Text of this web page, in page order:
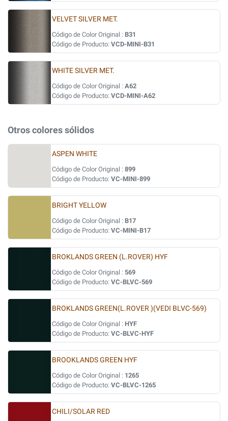
VELVET SILVER MET.
Código de Color Original : B31
Código de Producto: VCD-MINI-B31
WHITE SILVER MET.
Código de Color Original : A62
Código de Producto: VCD-MINI-A62
Otros colores sólidos
ASPEN WHITE
Código de Color Original : 899
Código de Producto: VC-MINI-899
BRIGHT YELLOW
Código de Color Original : B17
Código de Producto: VC-MINI-B17
BROKLANDS GREEN (L.ROVER) HYF
Código de Color Original : 569
Código de Producto: VC-BLVC-569
BROKLANDS GREEN(L.ROVER )(VEDI BLVC-569)
Código de Color Original : HYF
Código de Producto: VC-BLVC-HYF
BROOKLANDS GREEN HYF
Código de Color Original : 1265
Código de Producto: VC-BLVC-1265
CHILI/SOLAR RED